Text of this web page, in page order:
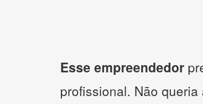
Esse empreendedor
profissional. Não